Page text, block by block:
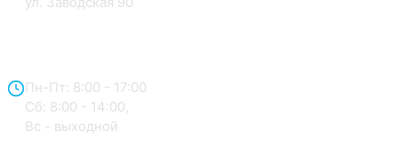
Пн-Пт: 8:00 - 17:00
Сб: 8:00 - 14:00,
Вс - выходной